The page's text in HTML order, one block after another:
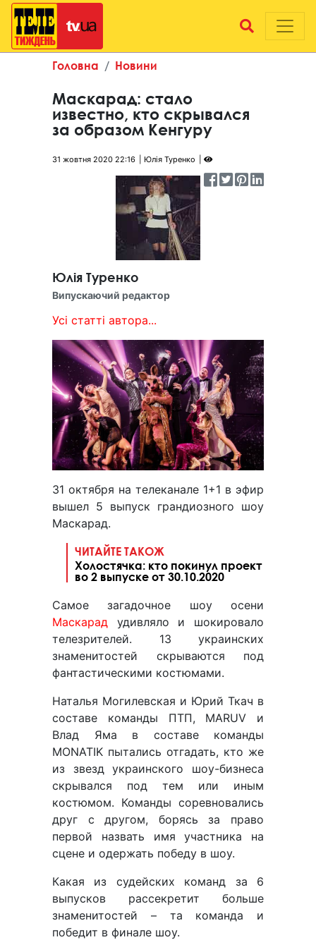
Головна Новини
Маскарад: стало
известно, кто скрывался
за образом Кенгуру
31 жовтня 2020 22:16 Юлія Туренко
Юлія Туренко
Випускаючий редактор
Усі статті автора...
31 октября на телеканале 1+1 в эфир
вышел 5 выпуск грандиозного шоу
Маскарад.
ЧИТАЙТЕ ТАКОЖ
Холостячка: кто покинул проект
во 2 выпуске от 30.10.2020
Самое загадочное шоу осени
Маскарад удивляло и шокировало
телезрителей. 13 украинских
знаменитостей скрываются под
фантастическими костюмами.
Наталья Могилевская и Юрий Ткач в
составе команды ПТП, MARUV и
Влад Яма в составе команды
MONATIK пытались отгадать, кто же
из звезд украинского шоу-бизнеса
скрывался под тем или иным
костюмом. Команды соревновались
друг с другом, борясь за право
первой назвать имя участника на
сцене и одержать победу в шоу.
Какая из судейских команд за 6
выпусков рассекретит больше
знаменитостей – та команда и
победит в финале шоу.